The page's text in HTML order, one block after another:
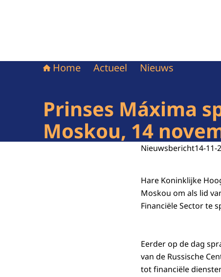
Home Actueel Nieuws
Prinses Máxima
Moskou, 14
Nieuwsbericht14-11-
Hare Koninklijke
Moskou om als lid
Financiële Sector te
Eerder op de dag
van de Russische
tot financiële